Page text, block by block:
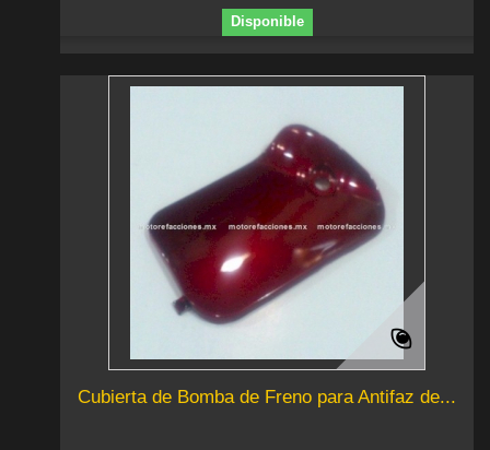
Disponible
Cubierta de Bomba de Freno para Antifaz de...